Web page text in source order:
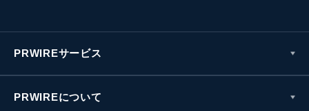
PRWIREサービス
PRWIREについて